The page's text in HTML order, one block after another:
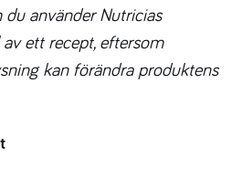
använder Nutricias
ett recept, eftersom
kan förändra produktens